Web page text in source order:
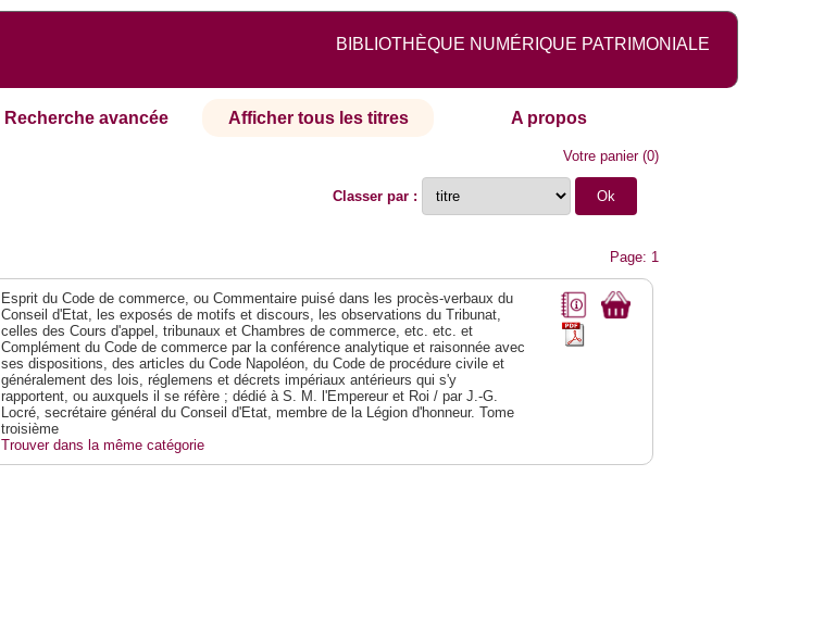
BIBLIOTHÈQUE NUMÉRIQUE PATRIMONIALE
Recherche avancée Afficher tous les titres A propos
Votre panier(0)
Classer par :
Page: 1
Esprit du Code de commerce, ou Commentaire puisé dans les procès-verbaux du
Conseil d'Etat, les exposés de motifs et discours, les observations du Tribunat,
celles des Cours d'appel, tribunaux et Chambres de commerce, etc. etc. et
Complément du Code de commerce par la conférence analytique et raisonnée avec
ses dispositions, des articles du Code Napoléon, du Code de procédure civile et
généralement des lois, réglemens et décrets impériaux antérieurs qui s'y
rapportent, ou auxquels il se réfère ; dédié à S. M. l'Empereur et Roi / par J.-G.
Locré, secrétaire général du Conseil d'Etat, membre de la Légion d'honneur. Tome
troisième
Trouver dans la même catégorie